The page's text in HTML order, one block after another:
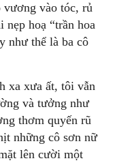
vào tóc, rủ
nẹp hoạ “trần hoa
như thể là ba cô
xa xưa ất, tôi vẫn
và tưởng như
thơm quyến rũ
những cô sơn nữ
lên cười một